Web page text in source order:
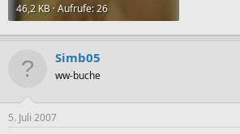
46,2 KB · Aufrufe: 26
Simb05
ww-buche
5. Juli 2007